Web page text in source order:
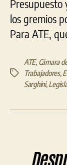
Presupuesto
los gremios
Para ATE,
Etiquetas
ATE, Cámara
Trabajadores,
Sarghini,